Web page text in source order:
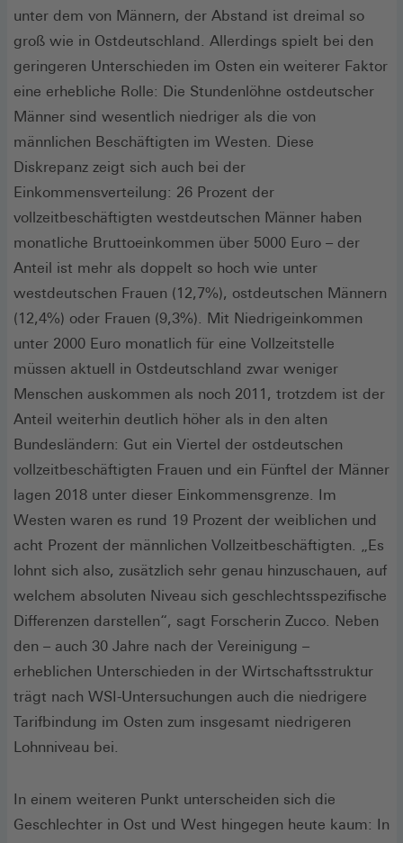
unter dem von Männern, der Abstand ist dreimal so
groß wie in Ostdeutschland. Allerdings spielt bei den
geringeren Unterschieden im Osten ein weiterer Faktor
eine erhebliche Rolle: Die Stundenlöhne ostdeutscher
Männer sind wesentlich niedriger als die von
männlichen Beschäftigten im Westen. Diese
Diskrepanz zeigt sich auch bei der
Einkommensverteilung: 26 Prozent der
vollzeitbeschäftigten westdeutschen Männer haben
monatliche Bruttoeinkommen über 5000 Euro – der
Anteil ist mehr als doppelt so hoch wie unter
westdeutschen Frauen (12,7%), ostdeutschen Männern
(12,4%) oder Frauen (9,3%). Mit Niedrigeinkommen
unter 2000 Euro monatlich für eine Vollzeitstelle
müssen aktuell in Ostdeutschland zwar weniger
Menschen auskommen als noch 2011, trotzdem ist der
Anteil weiterhin deutlich höher als in den alten
Bundesländern: Gut ein Viertel der ostdeutschen
vollzeitbeschäftigten Frauen und ein Fünftel der Männer
lagen 2018 unter dieser Einkommensgrenze. Im
Westen waren es rund 19 Prozent der weiblichen und
acht Prozent der männlichen Vollzeitbeschäftigten. „Es
lohnt sich also, zusätzlich sehr genau hinzuschauen, auf
welchem absoluten Niveau sich geschlechtsspezifische
Differenzen darstellen“, sagt Forscherin Zucco. Neben
den – auch 30 Jahre nach der Vereinigung –
erheblichen Unterschieden in der Wirtschaftsstruktur
trägt nach WSI-Untersuchungen auch die niedrigere
Tarifbindung im Osten zum insgesamt niedrigeren
Lohnniveau bei.
In einem weiteren Punkt unterscheiden sich die
Geschlechter in Ost und West hingegen heute kaum: In